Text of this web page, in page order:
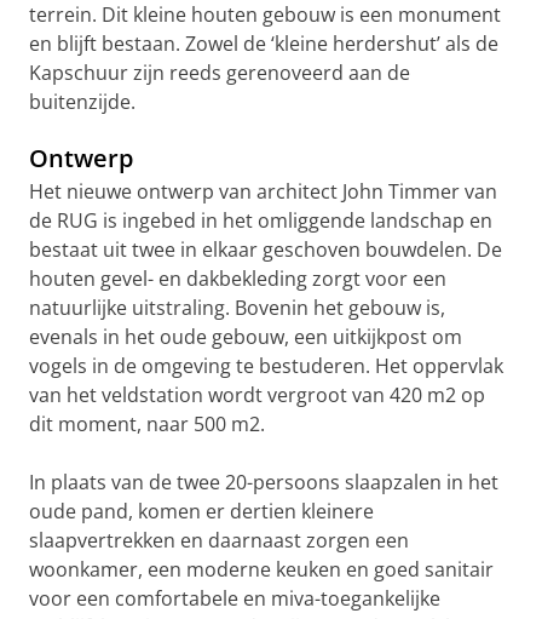
terrein. Dit kleine houten gebouw is een monument
en blijft bestaan. Zowel de ‘kleine herdershut’ als de
Kapschuur zijn reeds gerenoveerd aan de
buitenzijde.
Ontwerp
Het nieuwe ontwerp van architect John Timmer van
de RUG is ingebed in het omliggende landschap en
bestaat uit twee in elkaar geschoven bouwdelen. De
houten gevel- en dakbekleding zorgt voor een
natuurlijke uitstraling. Bovenin het gebouw is,
evenals in het oude gebouw, een uitkijkpost om
vogels in de omgeving te bestuderen. Het oppervlak
van het veldstation wordt vergroot van 420 m2 op
dit moment, naar 500 m2.
In plaats van de twee 20-persoons slaapzalen in het
oude pand, komen er dertien kleinere
slaapvertrekken en daarnaast zorgen een
woonkamer, een moderne keuken en goed sanitair
voor een comfortabele en miva-toegankelijke